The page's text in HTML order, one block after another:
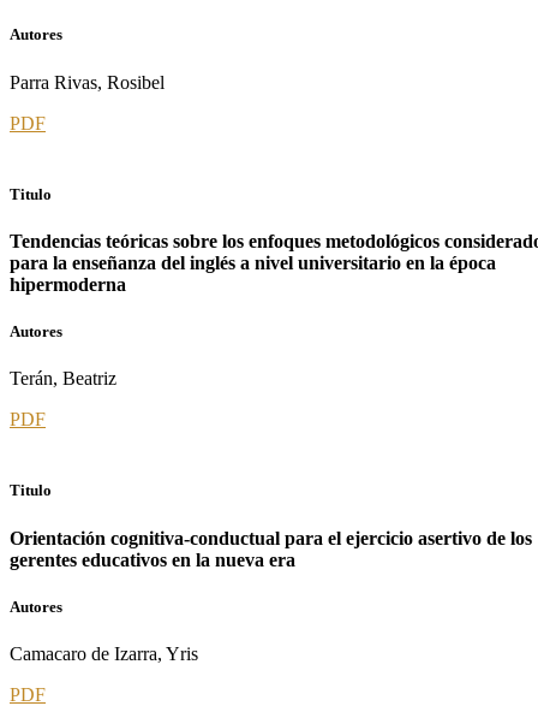
Autores
Parra Rivas, Rosibel
PDF
Titulo
Tendencias teóricas sobre los enfoques metodológicos
para la enseñanza del inglés a nivel universitario en la época
hipermoderna
Autores
Terán, Beatriz
PDF
Titulo
Orientación cognitiva-conductual para el ejercicio asertivo de los
gerentes educativos en la nueva era
Autores
Camacaro de Izarra, Yris
PDF